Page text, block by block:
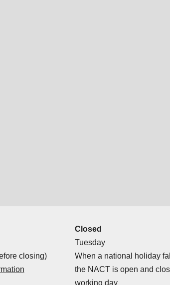
closing)
Closed
Tuesday
When a national holiday
the NACT is open and
working day